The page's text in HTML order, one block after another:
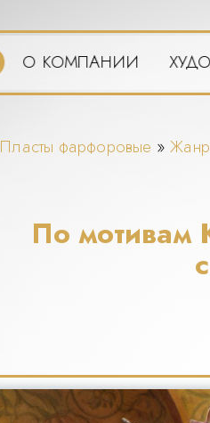
О КОМПАНИИ
Пласты фарфоровые »
По мотивам